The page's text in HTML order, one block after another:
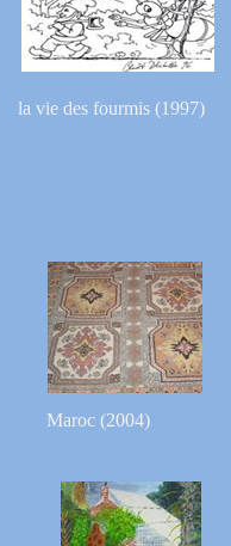
la vie des fourmis (1997)
Maroc (2004)